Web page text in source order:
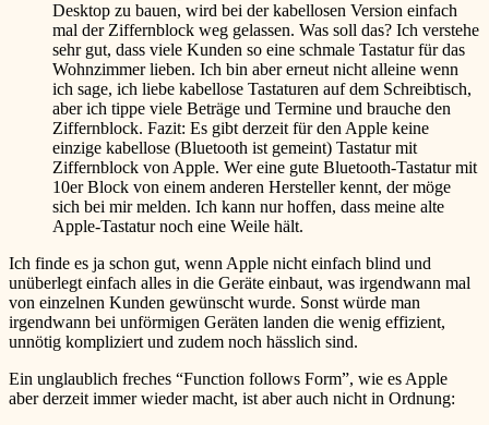
Desktop zu bauen, wird bei der kabellosen Version einfach
mal der Ziffernblock weg gelassen. Was soll das? Ich verstehe
sehr gut, dass viele Kunden so eine schmale Tastatur für das
Wohnzimmer lieben. Ich bin aber erneut nicht alleine wenn
ich sage, ich liebe kabellose Tastaturen auf dem Schreibtisch,
aber ich tippe viele Beträge und Termine und brauche den
Ziffernblock. Fazit: Es gibt derzeit für den Apple keine
einzige kabellose (Bluetooth ist gemeint) Tastatur mit
Ziffernblock von Apple. Wer eine gute Bluetooth-Tastatur mit
10er Block von einem anderen Hersteller kennt, der möge
sich bei mir melden. Ich kann nur hoffen, dass meine alte
Apple-Tastatur noch eine Weile hält.
Ich finde es ja schon gut, wenn Apple nicht einfach blind und
unüberlegt einfach alles in die Geräte einbaut, was irgendwann mal
von einzelnen Kunden gewünscht wurde. Sonst würde man
irgendwann bei unförmigen Geräten landen die wenig effizient,
unnötig kompliziert und zudem noch hässlich sind.
Ein unglaublich freches “Function follows Form”, wie es Apple
aber derzeit immer wieder macht, ist aber auch nicht in Ordnung: